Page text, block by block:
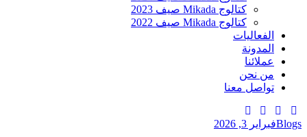
كتالوج Mikada صيف 2023
كتالوج Mikada صيف 2022
الفعاليات
المدونة
عملائنا
من نحن
تواصل معنا
Blogsفبراير 3, 2026